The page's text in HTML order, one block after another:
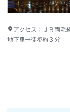
アクセス： ＪＲ両毛
地下車→徒歩約３分